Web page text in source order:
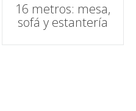
16 metros: mesa,
sofá y estantería